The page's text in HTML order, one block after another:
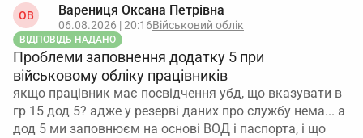
ОВ Варениця Оксана Петрівна
06.08.2026 | 20:16Військовий облік
ВІДПОВІДЬ НАДАНО
Проблеми заповнення додатку 5 при
військовому обліку працівників
якщо працівник має посвідчення убд, що вказувати в
гр 15 дод 5? адже у резерві даних про службу нема... а
дод 5 ми заповнюєм на основі ВОД і паспорта, і що